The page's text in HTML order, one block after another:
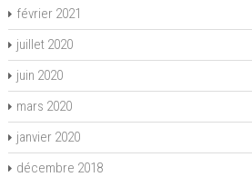
février 2021
juillet 2020
juin 2020
mars 2020
janvier 2020
décembre 2018